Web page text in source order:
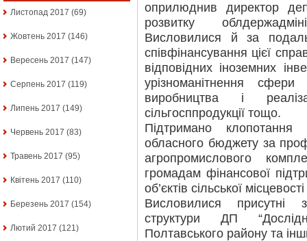
Листопад 2017 (69)
Жовтень 2017 (146)
Вересень 2017 (147)
Серпень 2017 (119)
Липень 2017 (149)
Червень 2017 (83)
Травень 2017 (95)
Квітень 2017 (110)
Березень 2017 (154)
Лютий 2017 (121)
оприлюднив директор
розвитку
Висловилися й за
співфінансування цієї
відповідних іноземних
урізноманітнення
виробництва і
сільгосппродукції тощо.
Підтримано
обласного бюджету за
агропромислового
громадам фінансової
об’єктів сільської
Висловилися присутні
структури ДП
Полтавського району та